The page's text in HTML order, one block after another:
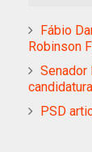
Fábio
Robinson
PSD